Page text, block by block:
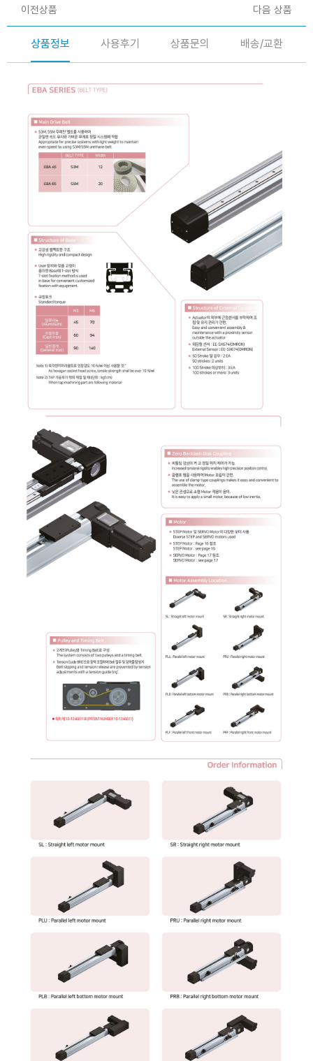
이전상품 다음 상품
상품정보 사용후기 상품문의 배송/교환